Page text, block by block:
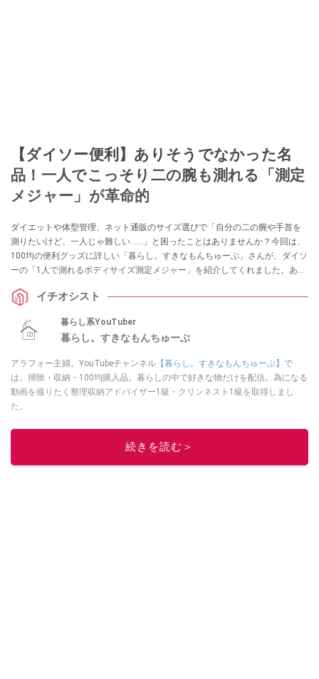
【ダイソー便利】ありそうでなかった名
品！一人でこっそり二の腕も測れる「測定
メジャー」が革命的
ダイエットや体型管理、ネット通販のサイズ選びで「自分の二の腕や手首を
測りたいけど、一人じゃ難しい……」と困ったことはありませんか？今回は、
100均の便利グッズに詳しい「暮らし。すきなもんちゅーぶ」さんが、ダイソ
ーの「1人で測れるボディサイズ測定メジャー」を紹介してくれました。あり
家に一台レベルの重宝アイテムです！
イチオシスト
暮らし系YouTuber
暮らし。すきなもんちゅーぶ
アラフォー主婦。YouTubeチャンネル 【暮らし。すきなもんちゅーぶ】 で
は、掃除・収納・100均購入品。暮らしの中で好きな物だけを配信。為になる
動画を撮りたく整理収納アドバイザー1級・クリンネスト1級を取得しまし
た。
このイチオシストの他の記事を読む
続きを読む＞